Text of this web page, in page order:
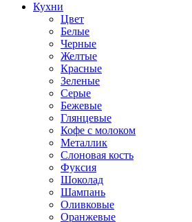
Кухни
Цвет
Белые
Черные
Желтые
Красные
Зеленые
Серые
Бежевые
Глянцевые
Кофе с молоком
Металлик
Слоновая кость
Фуксия
Шоколад
Шампань
Оливковые
Оранжевые